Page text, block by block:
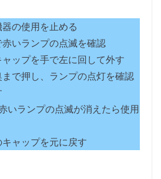
の使用を止める
いランプの点滅を確認
ップを手で左に回して外す
で押し、ランプの点灯を確認
いランプの点滅が消えたら使用
ャップを元に戻す